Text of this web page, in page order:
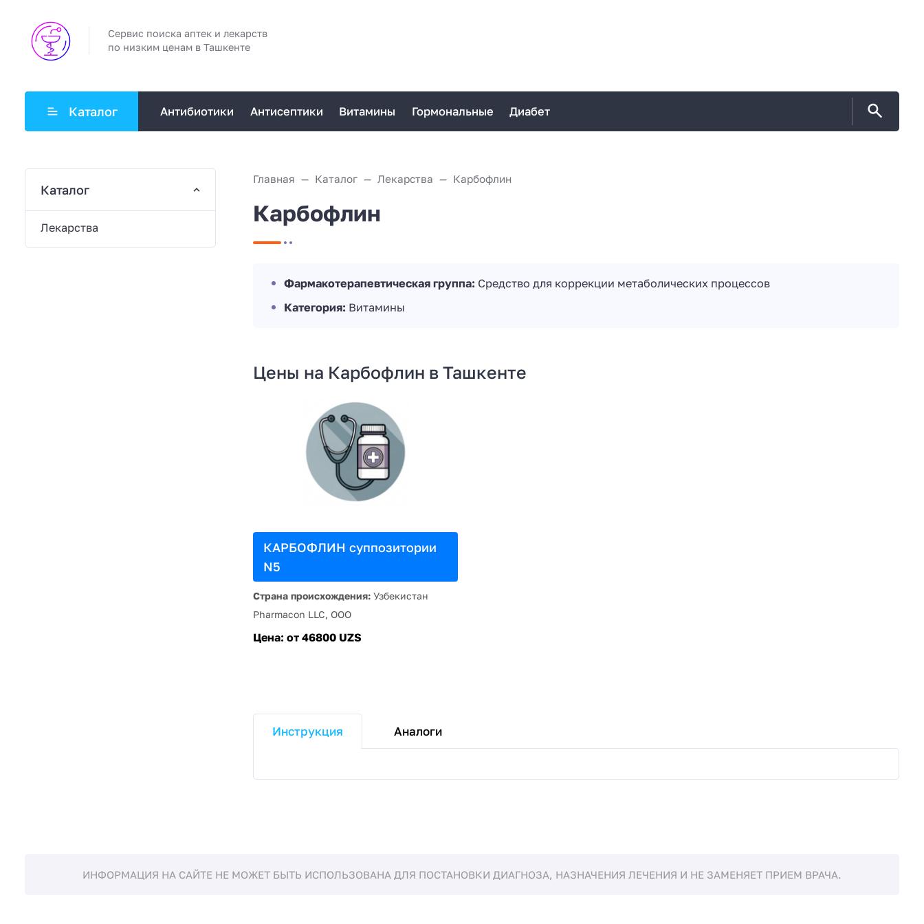
Сервис поиска аптек и лекарств
по низким ценам в Ташкенте
Каталог Антибиотики Антисептики Витамины Гормональные Диабет
Главная Каталог Лекарства Карбофлин
Карбофлин
Фармакотерапевтическая группа: Средство для коррекции метаболических процессов
Категория: Витамины
Цены на Карбофлин в Ташкенте
КАРБОФЛИН суппозитории
N5
Страна происхождения:Узбекистан
Pharmacon LLC, OOO
Цена: от 46800 UZS
Инструкция Аналоги
Каталог
Лекарства
ИНФОРМАЦИЯ НА САЙТЕ НЕ МОЖЕТ БЫТЬ ИСПОЛЬЗОВАНА ДЛЯ ПОСТАНОВКИ ДИАГНОЗА, НАЗНАЧЕНИЯ ЛЕЧЕНИЯ И НЕ ЗАМЕНЯЕТ ПРИЕМ ВРАЧА.